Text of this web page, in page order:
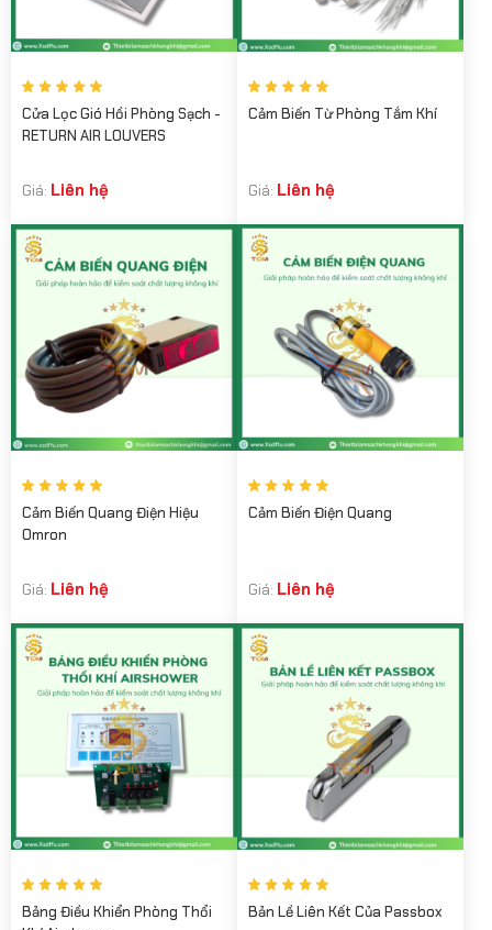
Cửa Lọc Gió Hồi Phòng Sạch -
RETURN AIR LOUVERS
Giá: Liên hệ
Cảm Biến Từ Phòng Tắm Khí
Giá: Liên hệ
Cảm Biến Quang Điện Hiệu
Omron
Giá: Liên hệ
Cảm Biến Điện Quang
Giá: Liên hệ
Bảng Điều Khiển Phòng Thổi
Bản Lề Liên Kết Của Passbox